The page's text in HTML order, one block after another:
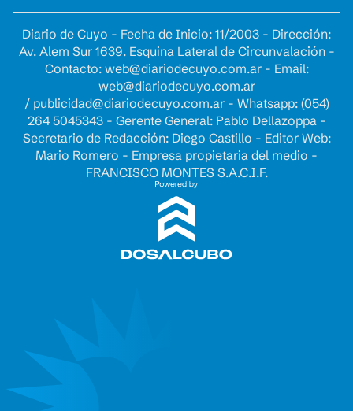
Diario de Cuyo - Fecha de Inicio: 11/2003 - Dirección:
Av. Alem Sur 1639. Esquina Lateral de Circunvalación -
Contacto: web@diariodecuyo.com.ar- Email:
web@diariodecuyo.com.ar
/ publicidad@diariodecuyo.com.ar- Whatsapp: (054)
264 5045343 - Gerente General: Pablo Dellazoppa -
Secretario de Redacción: Diego Castillo - Editor Web:
Mario Romero - Empresa propietaria del medio -
FRANCISCO MONTES S.A.C.I.F.